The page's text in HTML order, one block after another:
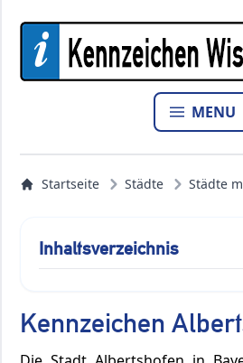
MENU
Startseite Städte Städte
Kennzeichen
Inhaltsverzeichnis